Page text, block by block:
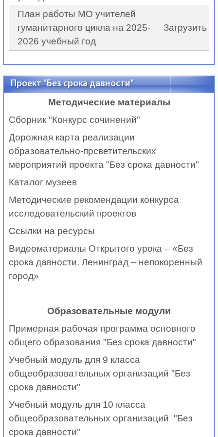
План работы МО учителей
гуманитарного цикла на 2025-
2026 учебный год
Загрузить
Проект "Без срока давности"
Методические материалы
Сборник "Конкурс сочинений"
Дорожная карта реализации
образовательно-прсветительских
мероприятий проекта "Без срока давности"
Каталог музеев
Методические рекомендации конкурса
исследовательский проектов
Ссылки на ресурсы
Видеоматериалы Открытого урока – «Без
срока давности. Ленинград – непокоренный
город»
Образовательные модули
Примерная рабочая программа основного
общего образования "Без срока давности"
Учебный модуль для 9 класса
общеобразовательных организаций "Без
срока давности"
Учебный модуль для 10 класса
общеобразовательных организаций "Без
срока давности"